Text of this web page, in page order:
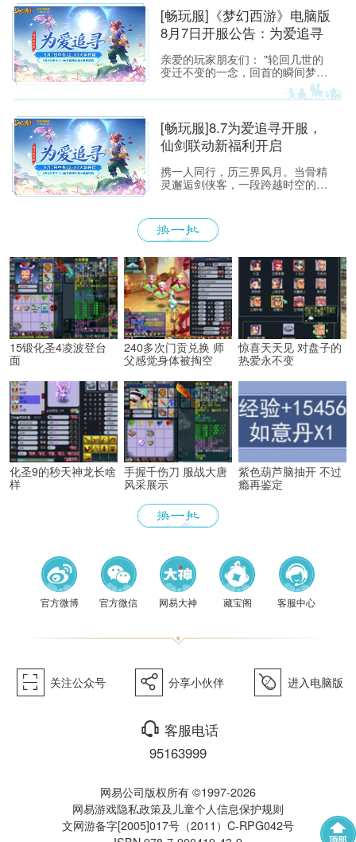
至9:30，请各位玩家相互转告，并
提前留意游戏时间，以免造成不必
要的损失。
[畅玩服]《梦幻西游》电脑版
8月7日开服公告：为爱追寻
亲爱的玩家朋友们： "轮回几世的
变迁不变的一念，回首的瞬间梦醒
融化如雪，盛开为你埋葬的誓
言"——当这首熟悉的旋律响起，每
烟火中的少侠，心头都会泛起阵阵
涟漪。那一瞬的悸动，是我们在锦
瑟年华中与梦幻相遇的美好，也是
响。
[畅玩服]8.7为爱追寻开服，
仙剑联动新福利开启
携一人同行，历三界风月。当骨精
灵邂逅剑侠客，一段跨越时空的浪
15锻化圣4凌波登台
面
240多次门贡兑换 师
父感觉身体被掏空
惊喜天天见 对盘子的
热爱永不变
化圣9的秒天神龙长啥
样
手握千伤刀 服战大唐
风采展示
紫色葫芦脑抽开 不过
瘾再鉴定
《梦幻
西游》
官方微博 官方微信 网易大神 藏宝阁 客服中心
򰀁 关注公众号 򰀂 分享小伙伴 򰀄 进入电脑版
򰀃 客服电话
95163999
网易公司版权所有 ©1997-2026
网易游戏隐私政策及儿童个人信息保护规则
文网游备字[2005]017号（2011）C-RPG042号